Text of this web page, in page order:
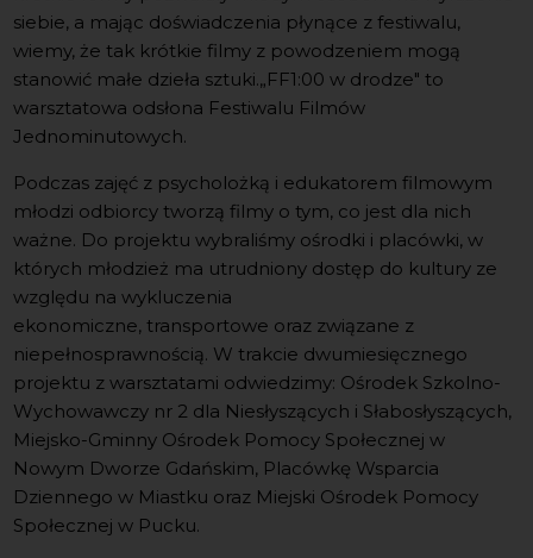
siebie, a mając doświadczenia płynące z festiwalu,
wiemy, że tak krótkie filmy z powodzeniem mogą
stanowić małe dzieła sztuki.„FF1:00 w drodze" to
warsztatowa odsłona Festiwalu Filmów
Jednominutowych.
Podczas zajęć z psycholożką i edukatorem filmowym
młodzi odbiorcy tworzą filmy o tym, co jest dla nich
ważne. Do projektu wybraliśmy ośrodki i placówki, w
których młodzież ma utrudniony dostęp do kultury ze
względu na wykluczenia
ekonomiczne, transportowe oraz związane z
niepełnosprawnością. W trakcie dwumiesięcznego
projektu z warsztatami odwiedzimy: Ośrodek Szkolno-
Wychowawczy nr 2 dla Niesłyszących i Słabosłyszących,
Miejsko-Gminny Ośrodek Pomocy Społecznej w
Nowym Dworze Gdańskim, Placówkę Wsparcia
Dziennego w Miastku oraz Miejski Ośrodek Pomocy
Społecznej w Pucku.